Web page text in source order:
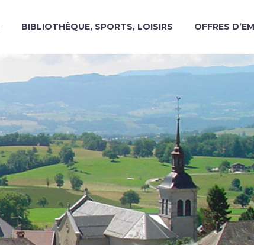
BIBLIOTHÈQUE, SPORTS, LOISIRS OFFRES